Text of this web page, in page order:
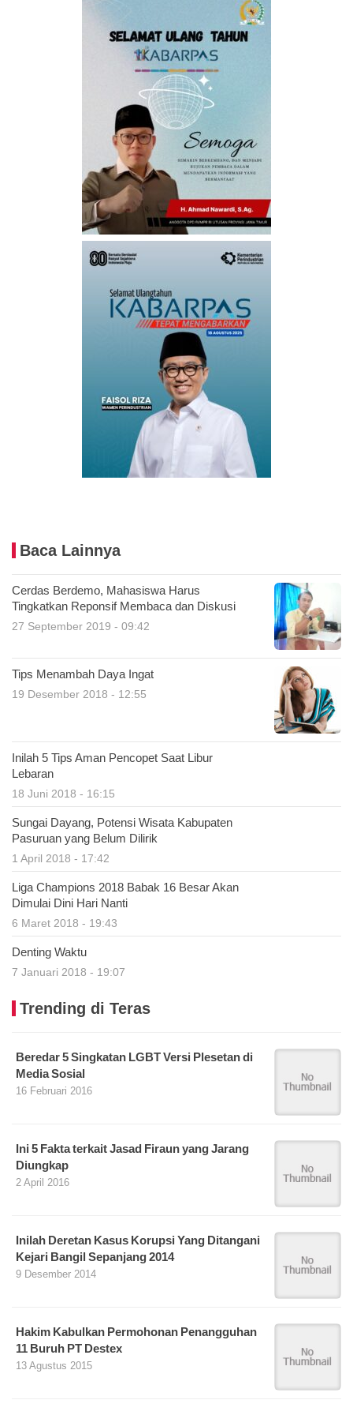
Baca Lainnya
Cerdas Berdemo, Mahasiswa Harus
Tingkatkan Reponsif Membaca dan Diskusi
27 September 2019 - 09:42
Tips Menambah Daya Ingat
19 Desember 2018 - 12:55
Inilah 5 Tips Aman Pencopet Saat Libur
Lebaran
18 Juni 2018 - 16:15
Sungai Dayang, Potensi Wisata Kabupaten
Pasuruan yang Belum Dilirik
1 April 2018 - 17:42
Liga Champions 2018 Babak 16 Besar Akan
Dimulai Dini Hari Nanti
6 Maret 2018 - 19:43
Denting Waktu
7 Januari 2018 - 19:07
Trending di Teras
Beredar 5 Singkatan LGBT Versi Plesetan di
Media Sosial
16 Februari 2016
Ini 5 Fakta terkait Jasad Firaun yang Jarang
Diungkap
2 April 2016
Inilah Deretan Kasus Korupsi Yang Ditangani
Kejari Bangil Sepanjang 2014
9 Desember 2014
Hakim Kabulkan Permohonan Penangguhan
11 Buruh PT Destex
13 Agustus 2015